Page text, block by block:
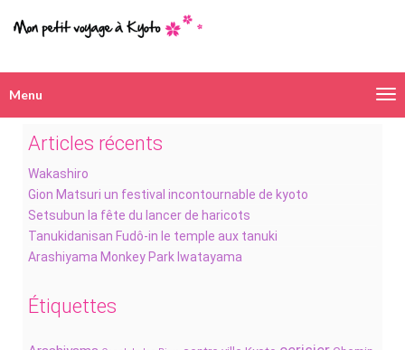
Menu
Articles récents
Wakashiro
Gion Matsuri un festival incontournable de kyoto
Setsubun la fête du lancer de haricots
Tanukidanisan Fudô-in le temple aux tanuki
Arashiyama Monkey Park Iwatayama
Étiquettes